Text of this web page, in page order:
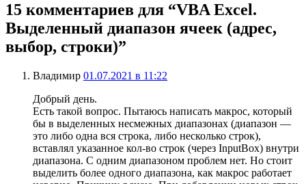
15 комментариев для “VBA Excel.
Выделенный диапазон ячеек (адрес,
выбор, строки)”
Владимир 01.07.2021 в 11:22
Добрый день.
Есть такой вопрос. Пытаюсь написать макрос, который
бы в выделенных несмежных диапазонах (диапазон —
это либо одна вся строка, либо несколько строк),
вставлял указанное кол-во строк (через InputBox) внутри
диапазона. С одним диапазоном проблем нет. Но стоит
выделить более одного диапазона, как макрос работает